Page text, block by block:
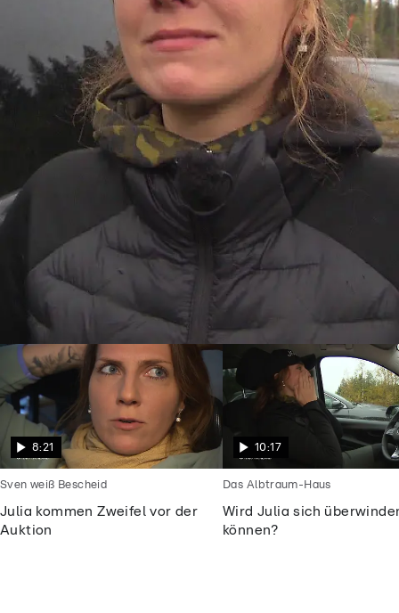
Goodbye Deutschland
Julia will endlich frei sein vom
Alptraummann
8:21
Julia kommen Zweifel vor der
Auktion
Sven weiß Bescheid
10:17
Wird Julia sich
können?
Das Albtraum-Haus